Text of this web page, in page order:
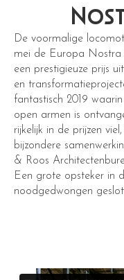
De voormalige
mei de Europa Nostra
een prestigieuze prijs
en
fantastisch 2019
open armen is
rijkelijk in de prijzen
bijzondere
& Roos
Een grote opsteker in
noodgedwongen